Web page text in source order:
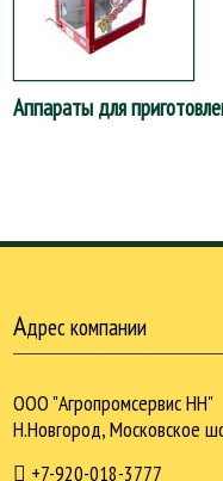
Аппараты для
Адрес компании
ООО "Агропромсервис НН"
Н.Новгород, Московское
+7-920-018-3777